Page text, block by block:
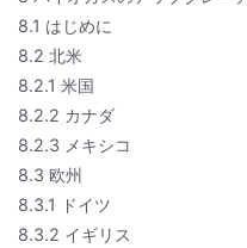
8.1 はじめに
8.2 北米
8.2.1 米国
8.2.2 カナダ
8.2.3 メキシコ
8.3 欧州
8.3.1 ドイツ
8.3.2 イギリス